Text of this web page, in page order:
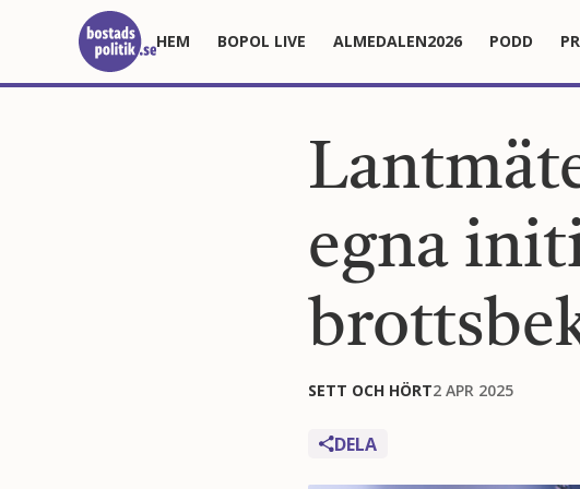
HEM BOPOL LIVE ALMEDALEN2026 PODD
egna
SETT OCH HÖRT2 APR 2025
DELA